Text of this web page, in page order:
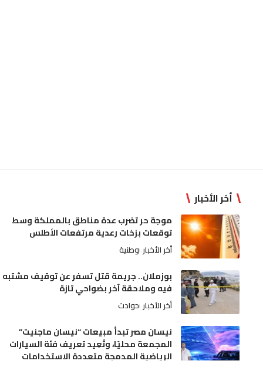
أخر الأخبار
موجة حر تضرب عدة مناطق بالمملكة وسط
توقعات بزخات رعدية مرتفعات الأطلس
أخر الأخبار وطنية
بوزملان.. جريمة قتل تسفر عن توقيف مشتبه
فيه وملاحقة آخر بضواحي تازة
أخر الأخبار حوادث
نيسان مصر تبدأ مبيعات “نيسان ماجنيت”
المجمعة محليًا، وتُعِيد تعريف فئة السيارات
الرياضية المدمجة متعددة الاستخدامات